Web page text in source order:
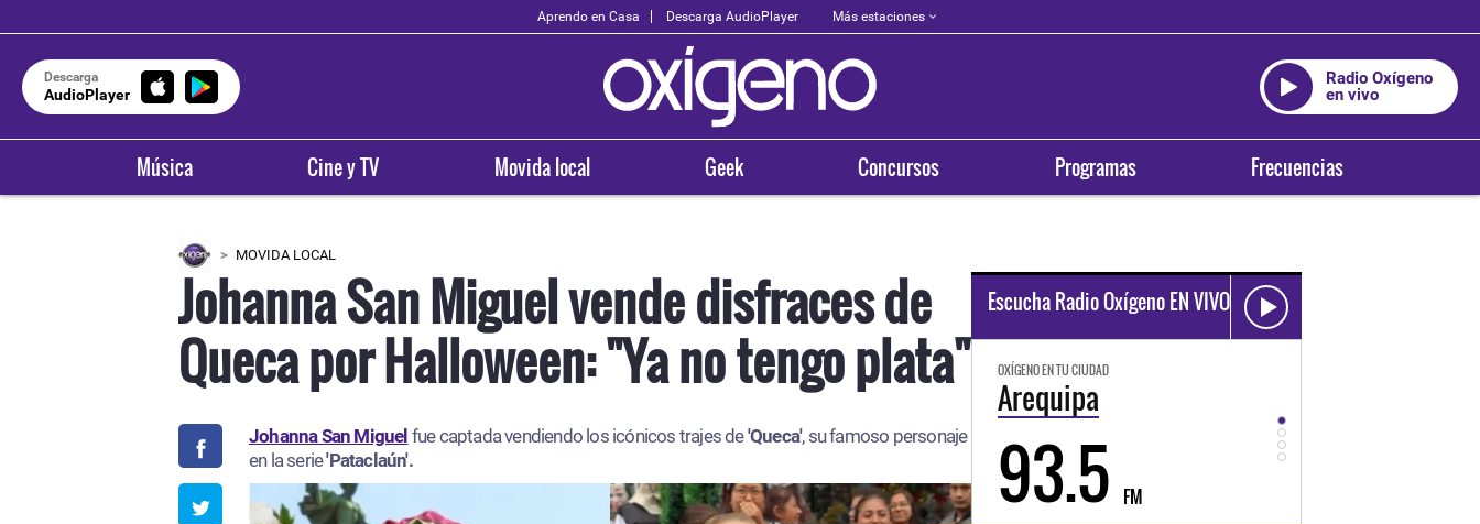
Aprendo en Casa Descarga AudioPlayer Más estaciones
Descarga
AudioPlayer
Radio Oxígeno
en vivo
Música Cine y TV Movida local Geek Concursos Programas Frecuencias
MOVIDA LOCAL
Johanna San Miguel vende disfraces de
Queca por Halloween: "Ya no tengo plata"
Johanna San Miguel fue captada vendiendo los icónicos trajes de'Queca', su famoso personaje
en la serie'Pataclaún'.
Escucha Radio Oxígeno EN VIVO
OXÍGENO EN TU CIUDAD
Arequipa
93.5 FM
OXÍGENO EN TU CIUDAD
Trujillo
98.3 FM 94.3